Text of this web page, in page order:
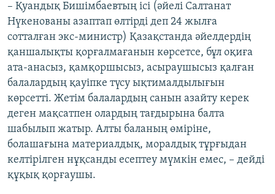
– Қуандық Бишімбаевтың ісі (әйелі Салтанат
Нүкенованы азаптап өлтірді деп 24 жылға
сотталған экс-министр) Қазақстанда әйелдердің
қаншалықты қорғалмағанын көрсетсе, бұл оқиға
ата-анасыз, қамқоршысыз, асыраушысыз қалған
балалардың қауіпке түсу ықтималдылығын
көрсетті. Жетім балалардың санын азайту керек
деген мақсатпен олардың тағдырына балта
шабылып жатыр. Алты баланың өміріне,
болашағына материалдық, моралдық тұрғыдан
келтірілген нұқсанды есептеу мүмкін емес, – дейді
құқық қорғаушы.